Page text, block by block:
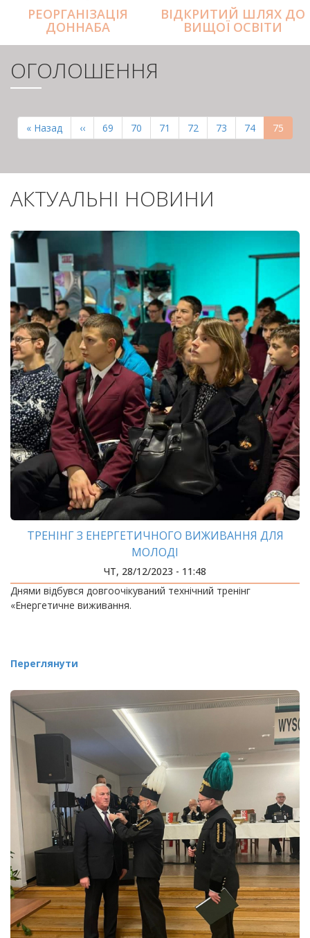
РЕОРГАНІЗАЦІЯ
ДОННАБА
ВІДКРИТИЙ ШЛЯХ ДО
ВИЩОЇ ОСВІТИ
ОГОЛОШЕННЯ
СТОРІНКИ
Перша
сторінка
« Назад
Попередня
сторінка
‹‹ Page
69 Page
70 Page
71 Page
72 Page
73 Page
74 75
АКТУАЛЬНІ НОВИНИ
ТРЕНІНГ З ЕНЕРГЕТИЧНОГО ВИЖИВАННЯ ДЛЯ
МОЛОДІ
ЧТ, 28/12/2023 - 11:48
Днями відбувся довгоочікуваний технічний тренінг
«Енергетичне виживання.
Переглянути